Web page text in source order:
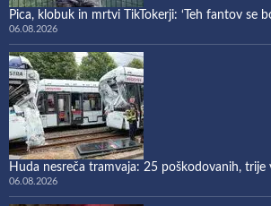
Pica, klobuk in mrtvi TikTokerji: ‘Teh fantov se
06.08.2026
Huda nesreča tramvaja: 25 poškodovanih,
06.08.2026